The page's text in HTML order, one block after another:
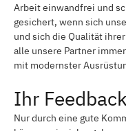
Arbeit einwandfrei und
gesichert, wenn sich
und sich die Qualität
alle unsere Partner
mit modernster
Ihr
Nur durch eine gute